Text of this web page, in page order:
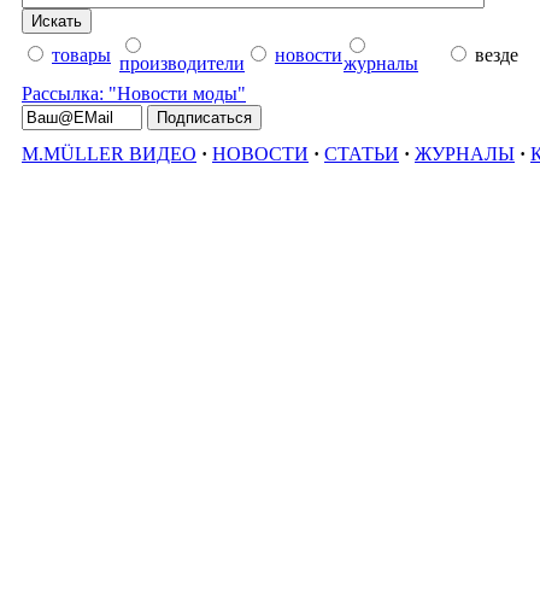
товары производители новостижурналы
везде
Рассылка: "Новости моды"
M.MÜLLER ВИДЕО · НОВОСТИ · СТАТЬИ · ЖУРНАЛЫ ·